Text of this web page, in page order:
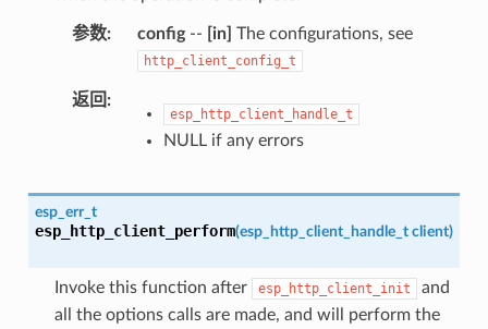
参数 config-- [in] The configurations, see
http_client_config_t
返回
esp_http_client_handle_t
NULL if any errors
esp_err_t
esp_http_client_perform(esp_http_client_handle_t client)
Invoke this function after esp_http_client_init
and
all the options calls are made, and will perform the